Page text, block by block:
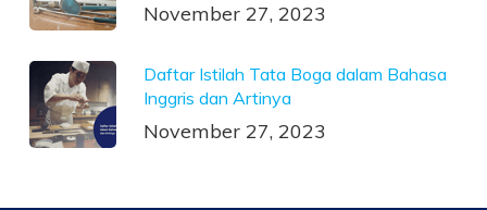
November 27, 2023
Daftar Istilah Tata Boga dalam Bahasa
Inggris dan Artinya
November 27, 2023